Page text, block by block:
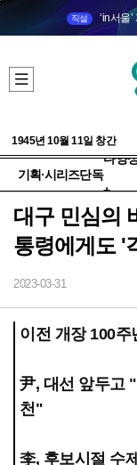
직설 ‘in서울
1945년 10월 11일 창간
기획·시리즈단독
다양
+
대구 민심의
통령에게도 '
2023-03-31
이전 개장 100
尹, 대선 앞두고
천"
李, 후보시절 수